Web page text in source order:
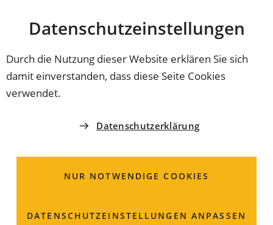
Datenschutz­einstellungen
Durch die Nutzung dieser Website erklären Sie sich
damit einverstanden, dass diese Seite Cookies
verwendet.
Datenschutzerklärung
NUR NOTWENDIGE COOKIES
DATENSCHUTZ­EINSTELLUNGEN ANPASSEN
INHALT ANSPRINGEN
Coburg
Erteilung/Verlängerung
einer Parkerleichterung